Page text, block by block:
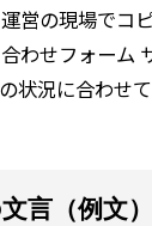
営の現場でコ
わせフォーム
状況に合わせ
言（例文）